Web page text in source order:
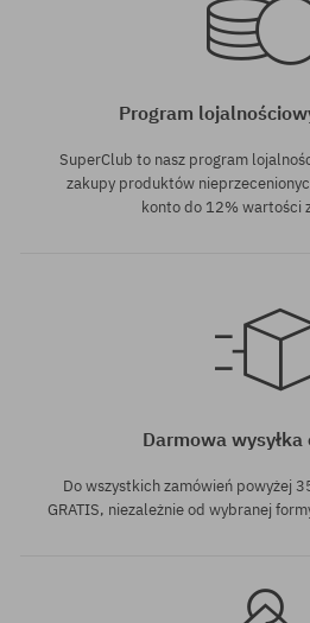
Program
SuperClub to nasz program
zakupy produktów
konto do 12% wartości
Darmowa wysyłka
Do wszystkich zamówień powyżej
GRATIS, niezależnie od wybranej